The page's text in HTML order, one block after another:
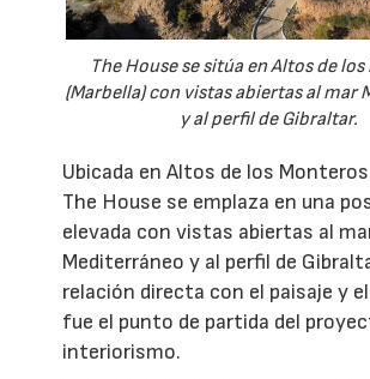
The House se sitúa en Altos de
(Marbella) con vistas abiertas al mar
y al perfil de Gibraltar.
Ubicada en Altos de los Monteros
The House se emplaza en una
elevada con vistas abiertas al
Mediterráneo y al perfil de
relación directa con el paisaje y
fue el punto de partida del
interiorismo.